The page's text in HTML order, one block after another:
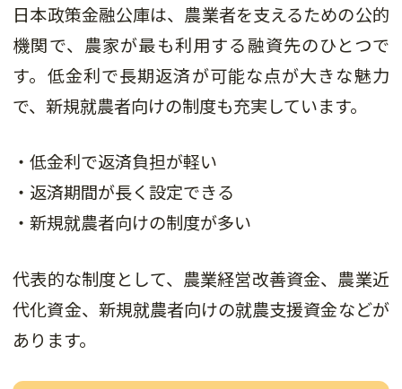
日本政策金融公庫は、農業者を支えるための公的
機関で、農家が最も利用する融資先のひとつで
す。低金利で長期返済が可能な点が大きな魅力
で、新規就農者向けの制度も充実しています。
・低金利で返済負担が軽い
・返済期間が長く設定できる
・新規就農者向けの制度が多い
代表的な制度として、農業経営改善資金、農業近
代化資金、新規就農者向けの就農支援資金などが
あります。